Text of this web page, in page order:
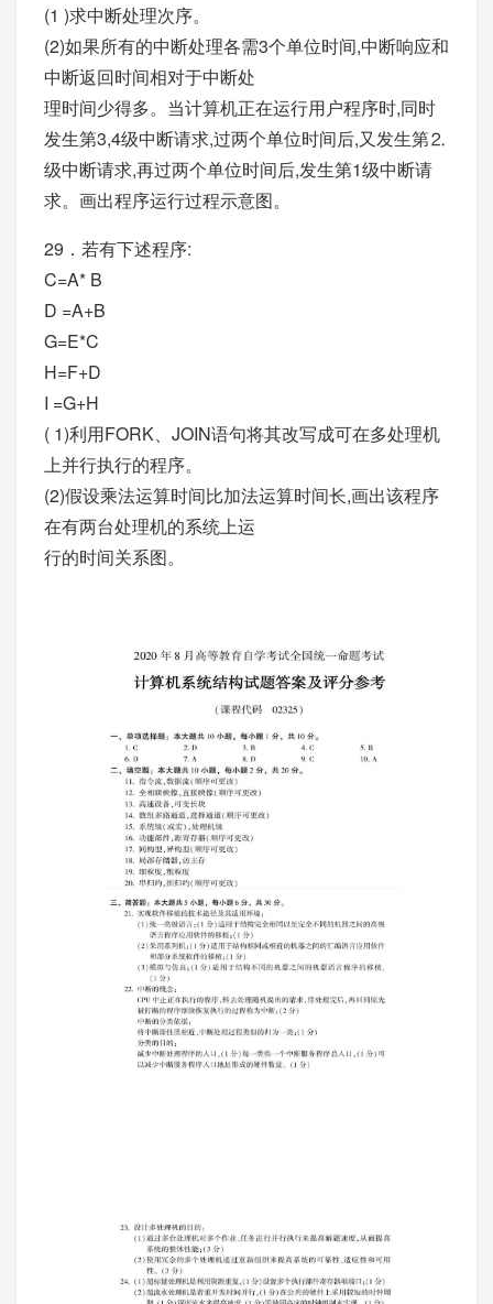
(1 )求中断处理次序。
(2)如果所有的中断处理各需3个单位时间,中断响应和
中断返回时间相对于中断处
理时间少得多。当计算机正在运行用户程序时,同时
发生第3,4级中断请求,过两个单位时间后,又发生第⒉
级中断请求,再过两个单位时间后,发生第1级中断请
求。画出程序运行过程示意图。
29．若有下述程序:
C=A* B
D =A+B
G=E*C
H=F+D
I =G+H
( 1)利用FORK、JOIN语句将其改写成可在多处理机
上并行执行的程序。
(2)假设乘法运算时间比加法运算时间长,画出该程序
在有两台处理机的系统上运
行的时间关系图。